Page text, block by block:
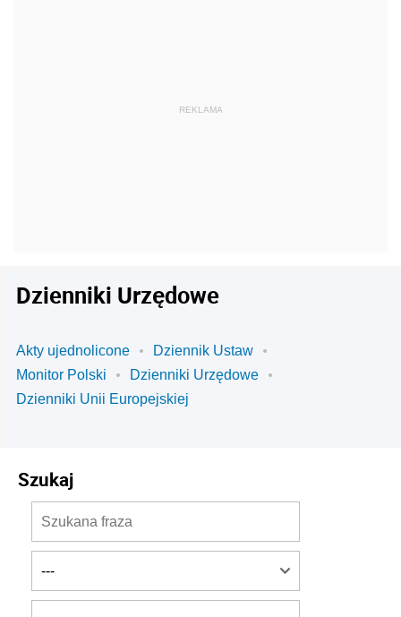
Dzienniki Urzędowe
Akty ujednolicone
Dziennik Ustaw
Monitor Polski
Dzienniki Urzędowe
Dzienniki Unii Europejskiej
Szukaj